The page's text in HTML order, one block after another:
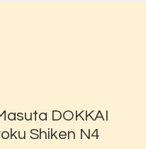
DOKKAI
Shiken N4